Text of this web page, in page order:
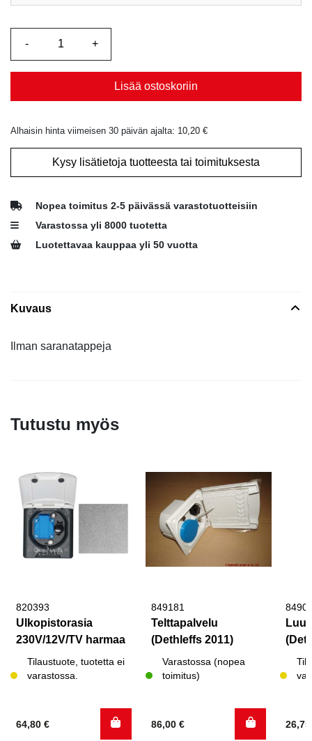
Lisää ostoskoriin
Alhaisin hinta viimeisen 30 päivän ajalta: 10,20 €
Kysy lisätietoja tuotteesta tai toimituksesta
Nopea toimitus 2-5 päivässä varastotuotteisiin
Varastossa yli 8000 tuotetta
Luotettavaa kauppaa yli 50 vuotta
Kuvaus
Ilman saranatappeja
Tutustu myös
820393
Ulkopistorasia
230V/12V/TV harmaa
Tilaustuote, tuotetta ei
varastossa.
64,80 €
849181
Telttapalvelu
(Dethleffs 2011)
Varastossa (nopea
toimitus)
86,00 €